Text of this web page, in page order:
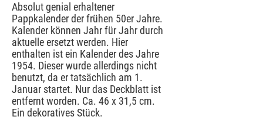
Absolut genial erhaltener
Pappkalender der frühen 50er Jahre.
Kalender können Jahr für Jahr durch
aktuelle ersetzt werden. Hier
enthalten ist ein Kalender des Jahre
1954. Dieser wurde allerdings nicht
benutzt, da er tatsächlich am 1.
Januar startet. Nur das Deckblatt ist
entfernt worden. Ca. 46 x 31,5 cm.
Ein dekoratives Stück.